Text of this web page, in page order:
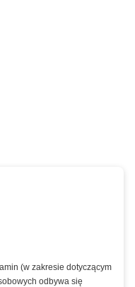
(w zakresie dotyczącym
odbywa się